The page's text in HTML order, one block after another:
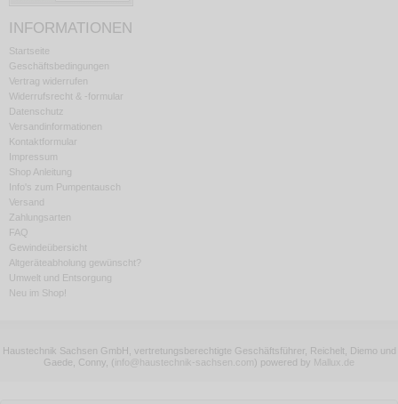
INFORMATIONEN
Startseite
Geschäftsbedingungen
Vertrag widerrufen
Widerrufsrecht & -formular
Datenschutz
Versandinformationen
Kontaktformular
Impressum
Shop Anleitung
Info's zum Pumpentausch
Versand
Zahlungsarten
FAQ
Gewindeübersicht
Altgeräteabholung gewünscht?
Umwelt und Entsorgung
Neu im Shop!
Haustechnik Sachsen GmbH, vertretungsberechtigte Geschäftsführer, Reichelt, Diemo und
Gaede, Conny, ( info@haustechnik-sachsen.com ) powered by Mallux.de